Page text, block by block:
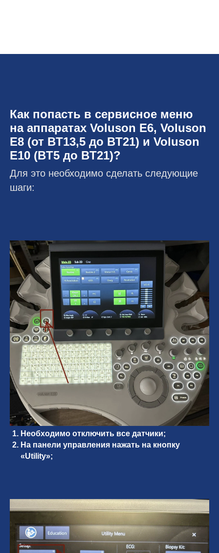
Как попасть в сервисное меню
на аппаратах Voluson E6, Voluson
E8 (от BT13,5 до BT21) и Voluson
E10 (BT5 до BT21)?
Для это необходимо сделать следующие
шаги:
Необходимо отключить все датчики;
На панели управления нажать на кнопку
«Utility»;